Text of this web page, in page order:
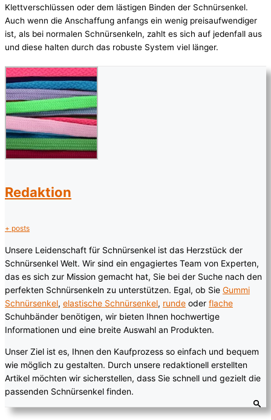
Klettverschlüssen oder dem lästigen Binden der Schnürsenkel.
Auch wenn die Anschaffung anfangs ein wenig preisaufwendiger
ist, als bei normalen Schnürsenkeln, zahlt es sich auf jedenfall aus
und diese halten durch das robuste System viel länger.
Redaktion
+ posts
Unsere Leidenschaft für Schnürsenkel ist das Herzstück der
Schnürsenkel Welt. Wir sind ein engagiertes Team von Experten,
das es sich zur Mission gemacht hat, Sie bei der Suche nach den
perfekten Schnürsenkeln zu unterstützen. Egal, ob Sie Gummi
Schnürsenkel, elastische Schnürsenkel, runde oder flache
Schuhbänder benötigen, wir bieten Ihnen hochwertige
Informationen und eine breite Auswahl an Produkten.
Unser Ziel ist es, Ihnen den Kaufprozess so einfach und bequem
wie möglich zu gestalten. Durch unsere redaktionell erstellten
Artikel möchten wir sicherstellen, dass Sie schnell und gezielt die
passenden Schnürsenkel finden.